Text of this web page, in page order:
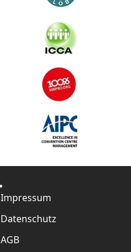
Impressum
Datenschutz
AGB